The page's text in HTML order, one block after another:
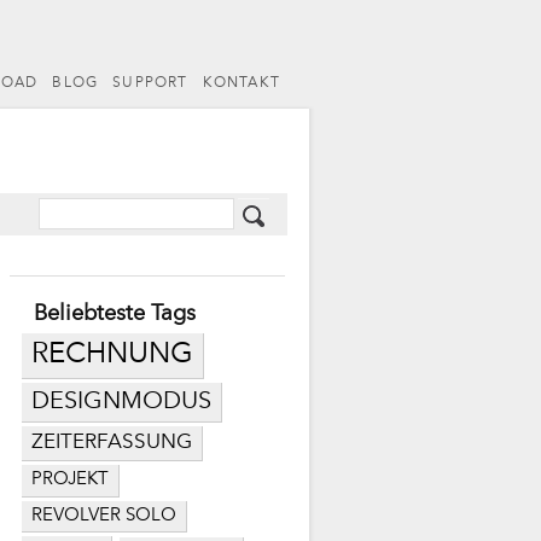
BLOG SUPPORT KONTAKT
Beliebteste Tags
RECHNUNG
DESIGNMODUS
ZEITERFASSUNG
PROJEKT
REVOLVER SOLO